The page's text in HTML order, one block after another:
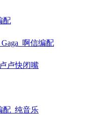
配
Gaga_啊信编配
卢快闭嘴
配_纯音乐